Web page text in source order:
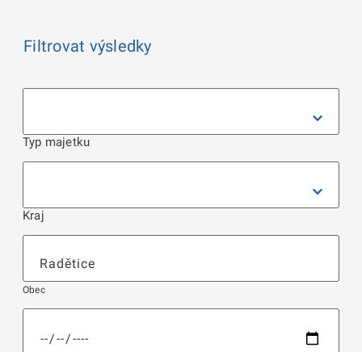
Filtrovat výsledky
Typ majetku
Kraj
Obec